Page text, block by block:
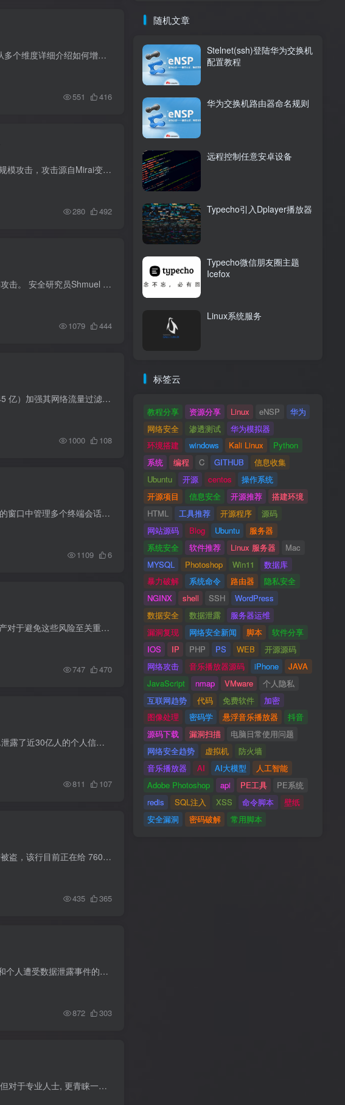
引言 作为使用最广泛的Web服务器之一，Nginx的安全配置显得尤为重要。本文将从多个维度详细介绍如何增强Nginx的安全性，帮助开发运维人员构建一个更安全的Web服务环境。 一、基础安全配置 1. 隐...
551 416
Cloudflare检测并阻止了一次高达5.6 Tbps的DDoS攻击，这是迄今为止报告的最大规模攻击，攻击源自Mirai变种僵尸网络，目标为东亚某未具名互联网服务提供商。 网络基础设施与安全公司Cloudflare周...
280 492
近期，Morphisec Threat Labs揭示了一场针对教育行业和游戏社区的新型恶意软件攻击。 安全研究员Shmuel Uzan指出，这些复杂的恶意软件变种利用Lua这一广泛应用于游戏开发的脚本语言，通过GitHub...
1079 444
俄罗斯通信监管机构 Roskomnadzor 计划未来五年投入 590 亿卢布（约合人民币 45 亿）加强其网络流量过滤能力。这笔资金将用于升级过滤互联网流量的硬件，以及封堵或减慢特定资源的网速。俄罗斯...
1000 108
tmux（Terminal Multiplexer）是一个流行的终端复用工具，它能让用户在一个单一的窗口中管理多个终端会话。 安装 # Ubuntu 或 Debian sudo apt-get install tmux # CentOS 或 Fedora sudo yum i...
1109 6
视频讲解 域名盗窃和攻击事件是互联网安全中的常见问题。保护您的域名和网络资产对于避免这些风险至关重要。 资料来源 https://github.com/indianajson/can-i-take-over-dns?tab=readme-ov-file...
747 470
今年4月，以National Public Data（国家公共数据）名义运营的 Jerico Pictures Inc.泄露了近30亿人的个人信息，包括个人姓名、住址、亲属信息以及其他个人信息等。泄露数据在暗网进行出售，报价...
811 107
美国某知名银行 Evolve Bank & Trust 在遭遇 LockBit 勒索软件攻击后，其客户数据被盗，该行目前正在给 760 万受影响的人发送数据泄露通知。 今年 6 月，LockBit 发布虚假声明，声称其入侵...
435 365
视频讲解 数据泄露成本持续上升: 随着数据安全和隐私保护的重要性不断提高,企业和个人遭受数据泄露事件的代价也在不断增加。这包括直接的财务损失、声誉受损、法律赔偿等。 网络攻击手段日益复...
872 303
摘要 对于大多数人来说,使用像Google、Bing等搜索引擎基本都能找到想要的资料, 但对于专业人士, 更青睐一些在某一方面有特长的工具来帮助自己获取一些更有价值的信息, 下面列出的主要针对国外同...
随机文章
Stelnet(ssh)登陆华为交换机
配置教程
华为交换机路由器命名规则
远程控制任意安卓设备
Typecho引入Dplayer播放器
Typecho微信朋友圈主题
Icefox
Linux系统服务
标签云
教程分享 资源分享 Linux eNSP
华为
网络安全
渗透测试
华为模拟器
环境搭建
windows Kali Linux
Python
系统
编程 C GITHUB
信息收集
Ubuntu
开源 centos
操作系统
开源项目
信息安全 开源推荐
搭建环境
HTML
工具推荐 开源程序
源码
网站源码
Blog Ubuntu
服务器
系统安全
软件推荐 Linux 服务器
Mac
MYSQL
Photoshop Win11
数据库
暴力破解
系统命令 路由器
隐私安全
NGINX
shell SSH
WordPress
数据安全
数据泄露
服务器运维
漏洞复现
网络安全新闻 脚本
软件分享
IOS
IP PHP PS WEB
开源源码
网络攻击
音乐播放器源码 iPhone
JAVA
JavaScript
nmap VMware
个人隐私
互联网趋势
代码 免费软件
加密
图像处理
密码学 悬浮音乐播放器
抖音
源码下载
漏洞扫描
电脑日常使用问题
网络安全趋势
虚拟机
防火墙
音乐播放器
AI AI大模型
人工智能
Adobe Photoshop
api PE工具
PE系统
redis
SQL注入 XSS 命令脚本
壁纸
安全漏洞
密码破解 常用脚本